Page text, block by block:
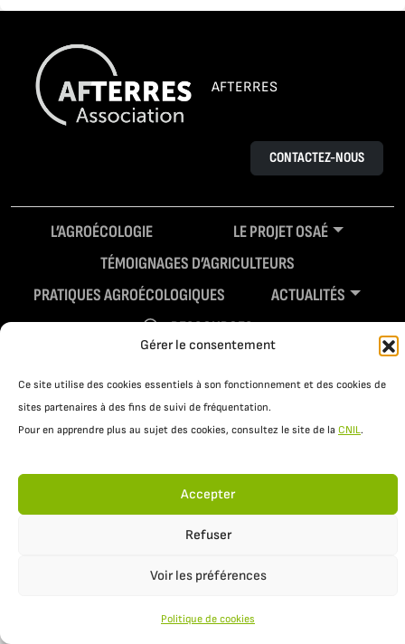
Gérer le consentement
Ce site utilise des cookies essentiels à son fonctionnement et des cookies de
sites partenaires à des fins de suivi de fréquentation.
Pour en apprendre plus au sujet des cookies, consultez le site de la CNIL.
Accepter
Refuser
Voir les préférences
Politique de cookies
AFTERRES
CONTACTEZ-NOUS
L’AGROÉCOLOGIE
LE PROJET OSAÉ
TÉMOIGNAGES D’AGRICULTEURS
PRATIQUES AGROÉCOLOGIQUES
ACTUALITÉS
RESSOURCES